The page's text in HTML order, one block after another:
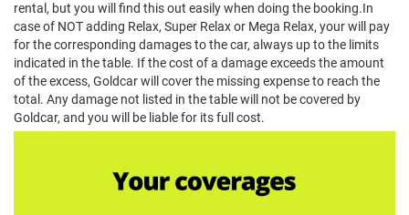
rental, but you will find this out easily when doing the booking.In
case of NOT adding Relax, Super Relax or Mega Relax, your will pay
for the corresponding damages to the car, always up to the limits
indicated in the table. If the cost of a damage exceeds the amount
of the excess, Goldcar will cover the missing expense to reach the
total. Any damage not listed in the table will not be covered by
Goldcar, and you will be liable for its full cost.